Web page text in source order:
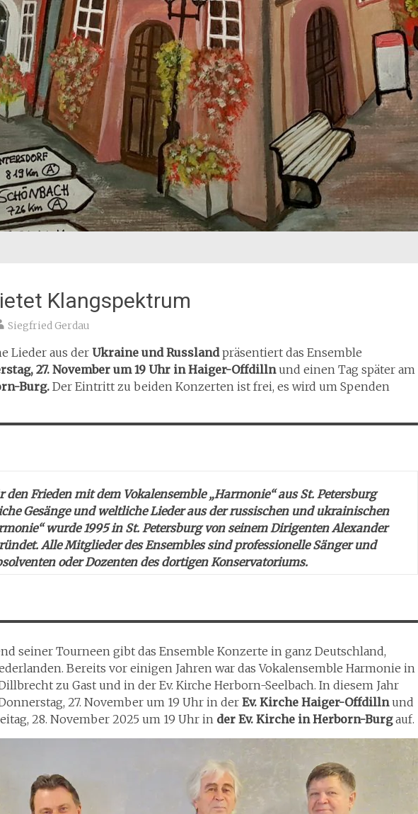
Klangspektrum
Siegfried Gerdau
Lieder aus der Ukraine und Russlandpräsentiert das Ensemble
27. November um 19 Uhr in Haiger-Offdillnund einen Tag später am
Burg.Der Eintritt zu beiden Konzerten ist frei, es wird um Spenden
den Frieden mit dem Vokalensemble „Harmonie“ aus St. Petersburg
Gesänge und weltliche Lieder aus der russischen und ukrainischen
wurde 1995 in St. Petersburg von seinem Dirigenten Alexander
Alle Mitglieder des Ensembles sind professionelle Sänger und
oder Dozenten des dortigen Konservatoriums.
seiner Tourneen gibt das Ensemble Konzerte in ganz Deutschland,
Bereits vor einigen Jahren war das Vokalensemble Harmonie in
zu Gast und in der Ev. Kirche Herborn-Seelbach. In diesem Jahr
27. November um 19 Uhr in der Ev. Kirche Haiger-Offdillnund
28. November 2025 um 19 Uhr in der Ev. Kirche in Herborn-Burgauf.